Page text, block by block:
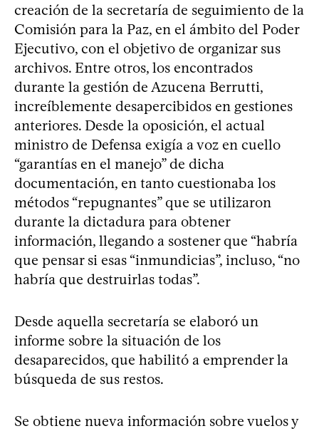
creación de la secretaría de seguimiento de la
Comisión para la Paz, en el ámbito del Poder
Ejecutivo, con el objetivo de organizar sus
archivos. Entre otros, los encontrados
durante la gestión de Azucena Berrutti,
increíblemente desapercibidos en gestiones
anteriores. Desde la oposición, el actual
ministro de Defensa exigía a voz en cuello
“garantías en el manejo” de dicha
documentación, en tanto cuestionaba los
métodos “repugnantes” que se utilizaron
durante la dictadura para obtener
información, llegando a sostener que “habría
que pensar si esas “inmundicias”, incluso, “no
habría que destruirlas todas”.
Desde aquella secretaría se elaboró un
informe sobre la situación de los
desaparecidos, que habilitó a emprender la
búsqueda de sus restos.
Se obtiene nueva información sobre vuelos y